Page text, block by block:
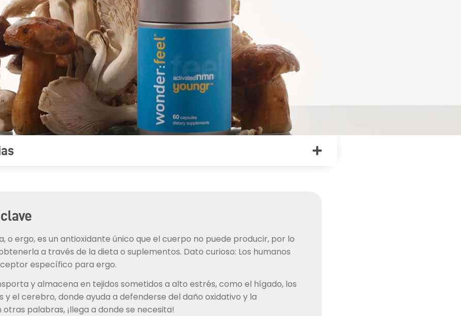
o ergo, es un antioxidante único que el cuerpo no puede producir, por lo
a través de la dieta o suplementos. Dato curioso: Los humanos
específico para ergo.
y almacena en tejidos sometidos a alto estrés, como el hígado, los
y el cerebro, donde ayuda a defenderse del daño oxidativo y la
otras palabras, ¡llega a donde se necesita!